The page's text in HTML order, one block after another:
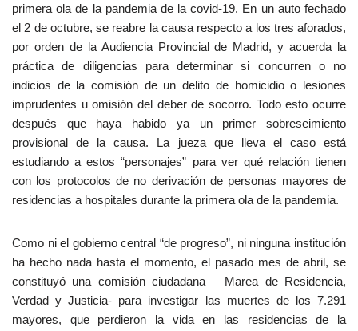
primera ola de la pandemia de la covid-19. En un auto fechado
el 2 de octubre, se reabre la causa respecto a los tres aforados,
por orden de la Audiencia Provincial de Madrid, y acuerda la
práctica de diligencias para determinar si concurren o no
indicios de la comisión de un delito de homicidio o lesiones
imprudentes u omisión del deber de socorro. Todo esto ocurre
después que haya habido ya un primer sobreseimiento
provisional de la causa. La jueza que lleva el caso está
estudiando a estos “personajes” para ver qué relación tienen
con los protocolos de no derivación de personas mayores de
residencias a hospitales durante la primera ola de la pandemia.
Como ni el gobierno central “de progreso”, ni ninguna institución
ha hecho nada hasta el momento, el pasado mes de abril, se
constituyó una comisión ciudadana – Marea de Residencia,
Verdad y Justicia- para investigar las muertes de los 7.291
mayores, que perdieron la vida en las residencias de la